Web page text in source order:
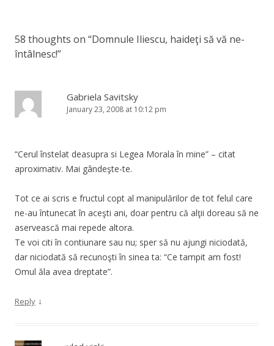
58 thoughts on “Domnule Iliescu, haideţi să vă ne-
întâlnesc!”
Gabriela Savitsky
January 23, 2008 at 10:12 pm
“Cerul înstelat deasupra si Legea Morala în mine” – citat
aproximativ. Mai gândeşte-te.
Tot ce ai scris e fructul copt al manipulărilor de tot felul care
ne-au întunecat în aceşti ani, doar pentru că alţii doreau să ne
aservească mai repede altora.
Te voi citi în contiunare sau nu; sper să nu ajungi niciodată,
dar niciodată să recunoşti în sinea ta: “Ce tampit am fost!
Omul ăla avea dreptate”.
Reply ↓